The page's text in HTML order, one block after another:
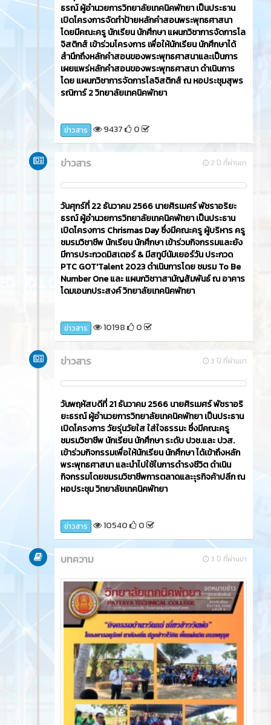
ธรณ์ ผู้อำนวยการวิทยาลัยเทคนิคพัทยา เป็นประธาน
เปิดโครงการจัดทำป้ายหลักคำสอนพระพุทธศาสนา
โดยมีคณะครู นักเรียน นักศึกษา แผนกวิชาการจัดการโล
จิสติกส์ เข้าร่วมโครงการ เพื่อให้นักเรียน นักศึกษาได้
สำนึกถึงหลักคำสอนของพระพุทธศาสนาและเป็นการ
เผยแพร่หลักคำสอนของพระพุทธศาสนา ดำเนินการ
โดย แผนกวิชาการจัดการโลจิสติกส์ ณ หอประชุมสุพร
รณิการ์ 2 วิทยาลัยเทคนิคพัทยา
ข่าวสาร 9437 0
2 ปี ที่ผ่านมา
ข่าวสาร
วันศุกร์ที่ 22 ธันวาคม 2566​ นายศิรเมศร์ พัชราอริยะ
ธรณ์ ผู้อำนวยการวิทยาลัยเทคนิคพัทยา เป็นประธาน
เปิดโครงการ Chrismas Day ซึ่งมีคณะครู ผู้บริหาร ครู
ชมรมวิชาชีพ นักเรียน นักศึกษา เข้าร่วมกิจกรรมและยัง
มีการประกวดมิสเตอร์ & มีสทูบีนัมเยอร์วัน ประกวด
PTC GOT'Talent 2023 ดำเนินการโดย ชมรม To Be
Number One และ แผนกวิชาาสามัญสัมพันธ์ ณ อาคาร
โดมเอนกประสงค์ วิทยาลัยเทคนิคพัทยา
ข่าวสาร 10198 0
3 ปี ที่ผ่านมา
ข่าวสาร
วันพฤหัสบดีที่ 21 ธันวาคม 2566​ นายศิรเมศร์ พัชราอริ
ยะธรณ์ ผู้อำนวยการวิทยาลัยเทคนิคพัทยา เป็นประธาน
เปิดโครงการ วัยรุ่นวัยใส ใส่ใจธรรมะ ซึ่งมีคณะครู
ชมรมวิชาชีพ นักเรียน นักศึกษา ระดับ ปวช.และ ปวส.
เข้าร่วมกิจกรรมเพื่อให้นักเรียน นักศึกษา ได้เข้าถึงหลัก
พระพุทธศาสนา และนำไปใช้ในการดำรงชีวิต ดำเนิน
กิจกรรมโดยชมรมวิชาชีพการตลาดและะุรกิจค้าปลีก ณ
หอประชุม วิทยาลัยเทคนิคพัทยา
ข่าวสาร 10540 0
3 ปี ที่ผ่านมา
บทความ